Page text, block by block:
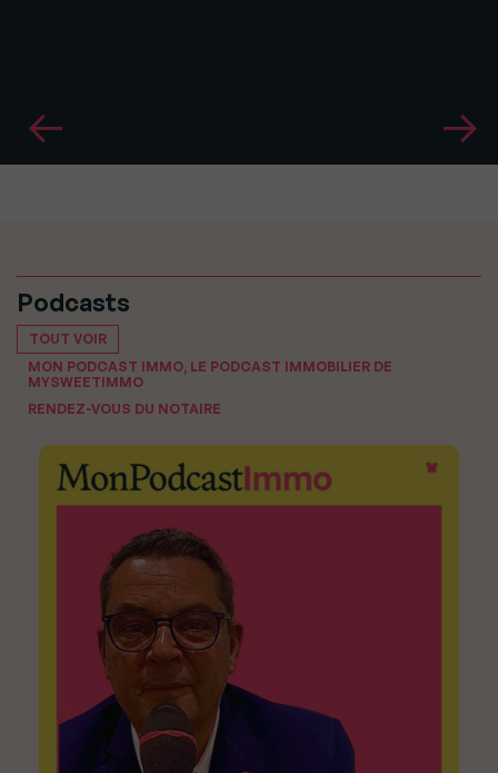
Podcasts
TOUT VOIR
MON PODCAST IMMO, LE PODCAST IMMOBILIER DE
MYSWEETIMMO
RENDEZ-VOUS DU NOTAIRE